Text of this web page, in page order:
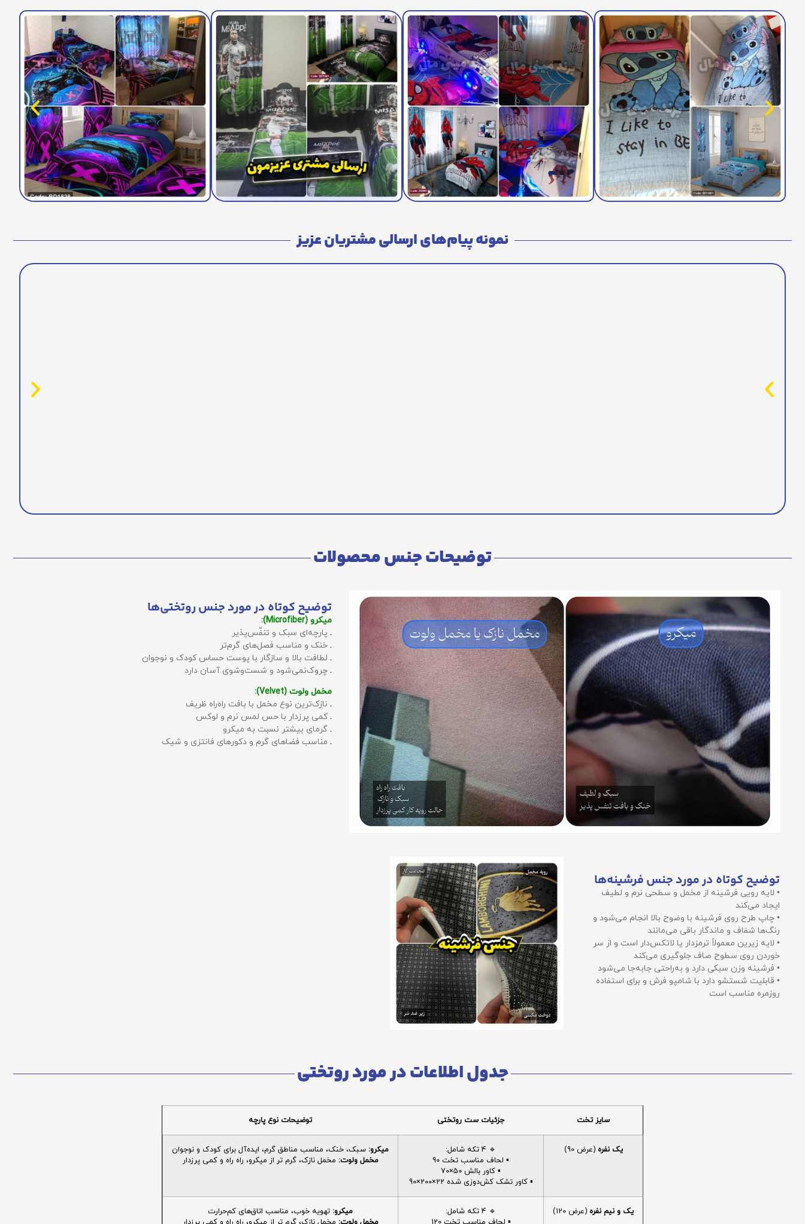
نمونه پیام‌های ارسالی مشتریان عزیز
توضیحات جنس محصولات
توضیح کوتاه در مورد جنس روتختی‌ها
میکرو (Microfiber):
ـ پارچه‌ای سبک و تنفّس‌پذیر
ـ خنک و مناسب فصل‌های گرم‌تر
ـ لطافت بالا و سازگار با پوست حساس کودک و نوجوان
ـ چروک‌نمی‌شود و شست‌وشوی آسان دارد
مخمل ولوت (Velvet):
ـ نازک‌ترین نوع مخمل با بافت راه‌راه ظریف
ـ کمی پرزدار با حس لمس نرم و لوکس
ـ گرمای بیشتر نسبت به میکرو
ـ مناسب فضاهای گرم و دکورهای فانتزی و شیک
توضیح کوتاه در مورد جنس فرشینه‌ها
• لایه رویی فرشینه از مخمل و سطحی نرم و لطیف
ایجاد می‌کند
• چاپ طرح روی فرشینه با وضوح بالا انجام می‌شود و
رنگ‌ها شفاف و ماندگار باقی می‌مانند
• لایه زیرین معمولاً ترمزدار یا لاتکس‌دار است و از سر
خوردن روی سطوح صاف جلوگیری می‌کند
• فرشینه وزن سبکی دارد و به‌راحتی جابه‌جا می‌شود
• قابلیت شستشو دارد با شامپو فرش و برای استفاده
روزمره مناسب است
جدول اطلاعات در مورد روتختی
سایز تخت جزئیات ست روتختی توضیحات نوع پارچه
یک نفره (عرض 90)
🔹 4 تکه شامل:
▪️ لحاف مناسب تخت 90
▪️ کاور بالش 50×70
▪️ کاور تشک کش‌دوزی شده 22×200×90
میکرو: سبک، خنک، مناسب مناطق گرم، ایده‌آل برای کودک و نوجوان
مخمل ولوت: مخمل نازک، گرم تر از میکرو، راه راه و کمی پرزدار
یک و نیم نفره (عرض 120)
🔹 4 تکه شامل:
میکرو: تهویه خوب، مناسب اتاق‌های کم‌حرارت